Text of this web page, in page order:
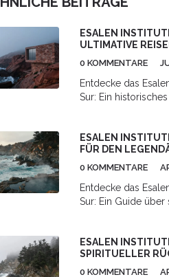
ESALEN
ULTIMATIVE
BIG SUR
0 KOMMENTARE
Entdecke das
Sur: Ein
persönliche
des Alltags.
ESALEN
FÜR DEN
0 KOMMENTARE
Entdecke das
Sur: Ein Guide über
transformative Kraft
einzigartigen
ESALEN
SPIRITUELLER
0 KOMMENTARE